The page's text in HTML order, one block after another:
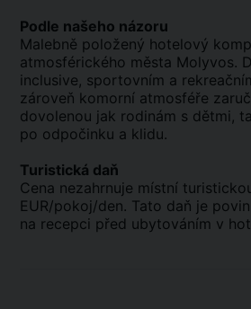
Podle našeho názoru
Malebně položený hotelový
atmosférického města Molyvos.
inclusive, sportovním a
zároveň komorní atmosféře
dovolenou jak rodinám s dětmi,
po odpočinku a klidu.
Turistická daň
Cena nezahrnuje místní
EUR/pokoj/den. Tato daň je
na recepci před ubytováním v